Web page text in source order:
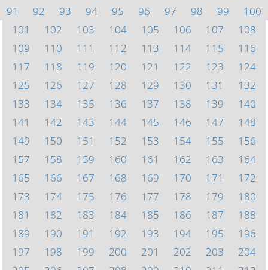
91
92 93 94 95 96 97 98 99
100
101
102 103 104 105 106 107
108
109
110 111 112 113 114 115
116
117
118 119 120 121 122 123
124
125
126 127 128 129 130 131
132
133
134 135 136 137 138 139
140
141
142 143 144 145 146 147
148
149
150 151 152 153 154 155
156
157
158 159 160 161 162 163
164
165
166 167 168 169 170 171
172
173
174 175 176 177 178 179
180
181
182 183 184 185 186 187
188
189
190 191 192 193 194 195
196
197
198 199 200 201 202 203
204